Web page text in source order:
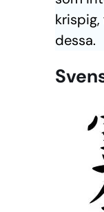
dessa.